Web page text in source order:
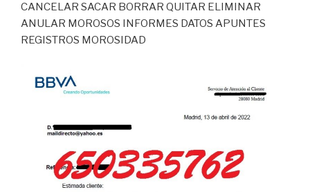
CANCELAR SACAR BORRAR QUITAR ELIMINAR
ANULAR MOROSOS INFORMES DATOS APUNTES
REGISTROS MOROSIDAD